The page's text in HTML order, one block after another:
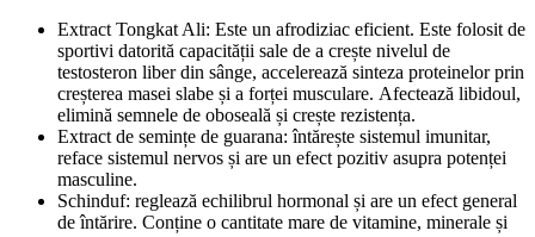
Extract Tongkat Ali: Este un afrodiziac eficient. Este folosit de
sportivi datorită capacității sale de a crește nivelul de
testosteron liber din sânge, accelerează sinteza proteinelor prin
creșterea masei slabe și a forței musculare. Afectează libidoul,
elimină semnele de oboseală și crește rezistența.
Extract de semințe de guarana: întărește sistemul imunitar,
reface sistemul nervos și are un efect pozitiv asupra potenței
masculine.
Schinduf: reglează echilibrul hormonal și are un efect general
de întărire. Conține o cantitate mare de vitamine, minerale și